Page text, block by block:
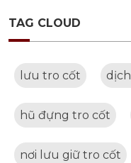
TAG CLOUD
lưu tro cốt
hũ đựng tro cốt
nơi lưu giữ tro cốt